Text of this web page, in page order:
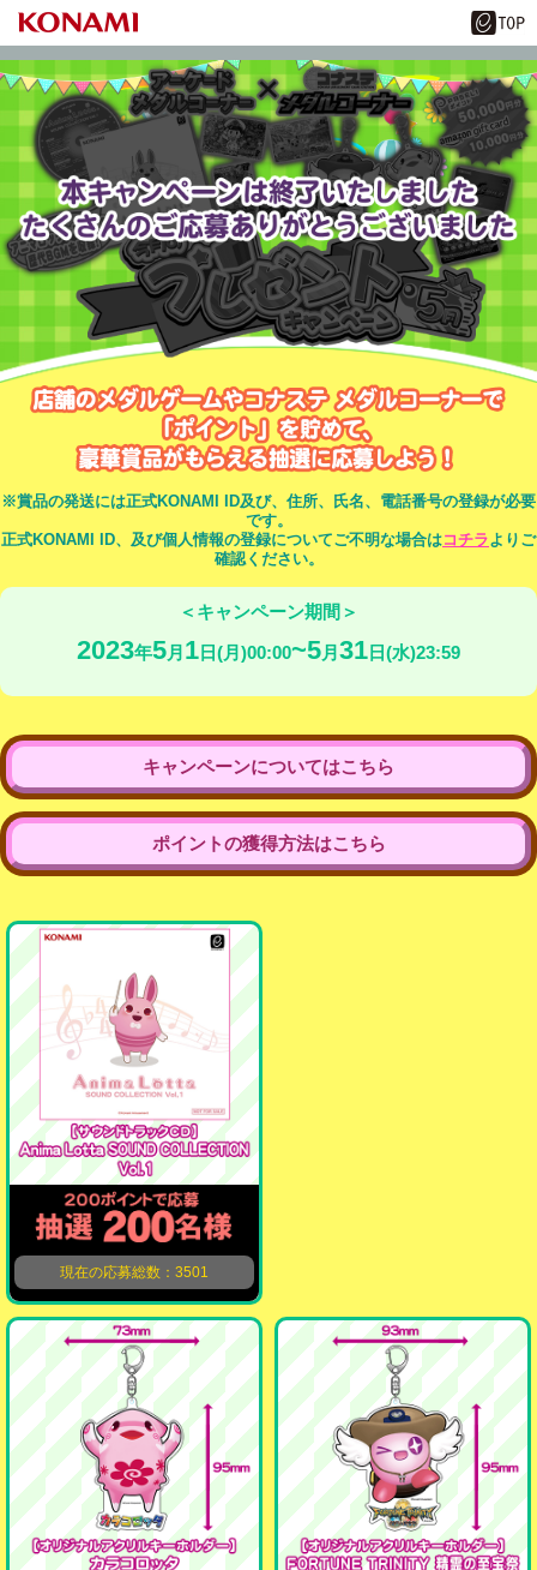
※賞品の発送には正式KONAMI ID及び、住所、氏名、電話番号の登録が必要
です。
正式KONAMI ID、及び個人情報の登録についてご不明な場合はコチラ よりご
確認ください。
＜キャンペーン期間＞
2023年5月 1 日(月)00:00 5月 31 日(水)23:59
キャンペーンについてはこちら
ポイントの獲得方法はこちら
現在の応募総数：3501